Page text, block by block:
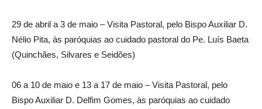
29 de abril a 3 de maio – Visita Pastoral, pelo Bispo Auxiliar D.
Nélio Pita, às paróquias ao cuidado pastoral do Pe. Luís Baeta
(Quinchães, Silvares e Seidões)
06 a 10 de maio e 13 a 17 de maio – Visita Pastoral, pelo
Bispo Auxiliar D. Delfim Gomes, às paróquias ao cuidado